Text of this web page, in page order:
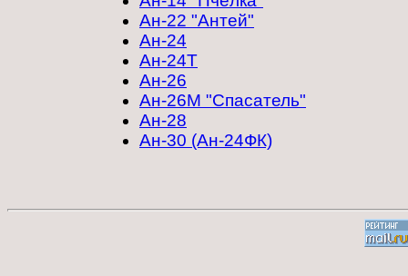
Ан-22 "Антей"
Ан-24
Ан-24Т
Ан-26
Ан-26М "Спасатель"
Ан-28
Ан-30 (Ан-24ФК)